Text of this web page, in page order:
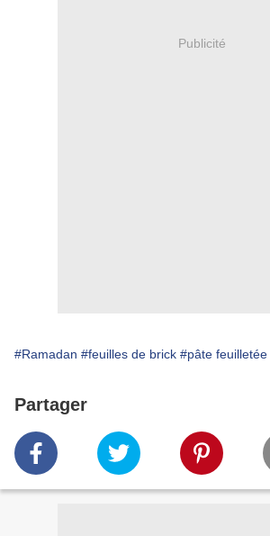
Publicité
#Ramadan #feuilles de brick #pâte feuilletée
Partager